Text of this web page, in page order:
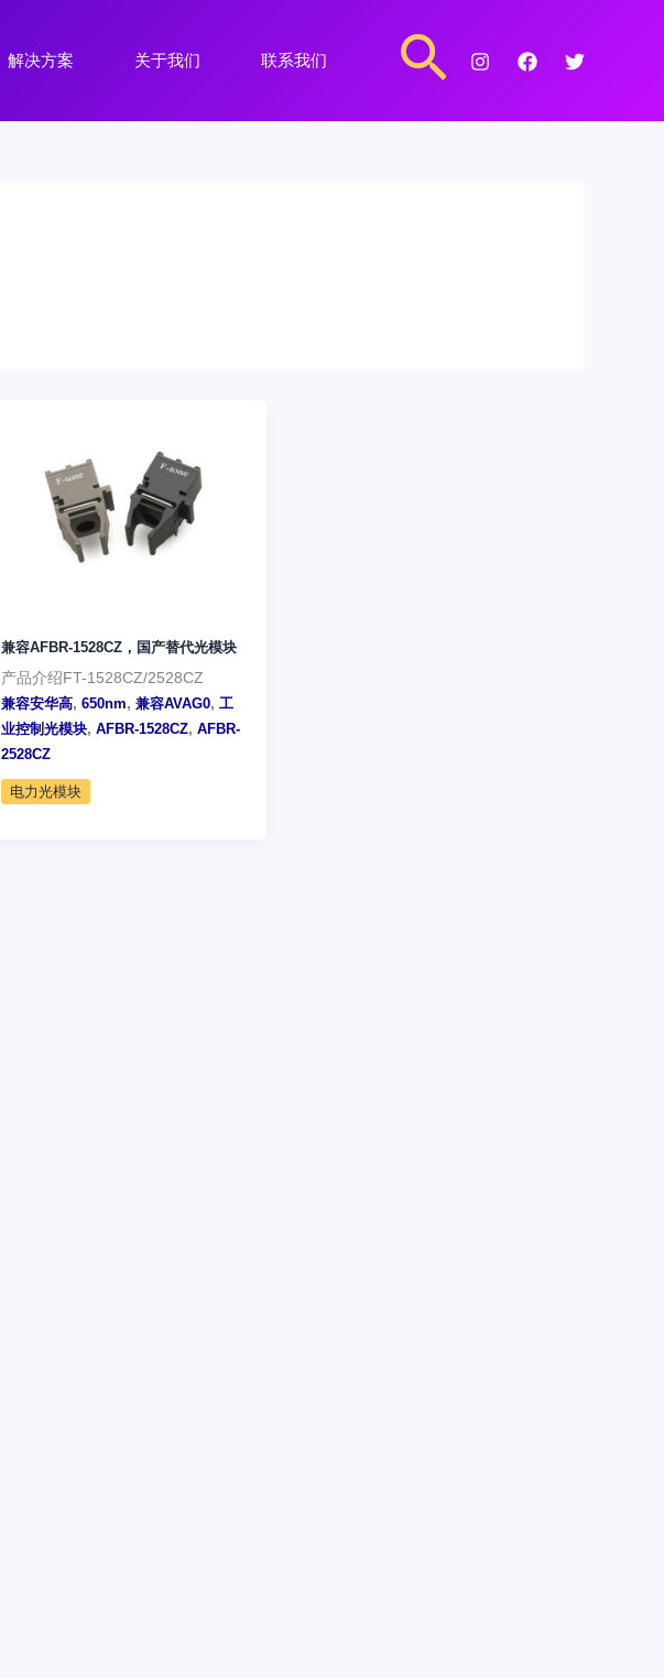
解决方案 关于我们 联系我们
搜
索
兼容AFBR-1528CZ，国产替代光模块
产品介绍FT-1528CZ/2528CZ
兼容安华高,650nm,兼容AVAG0,工
业控制光模块,AFBR-1528CZ,AFBR-
2528CZ
电力光模块